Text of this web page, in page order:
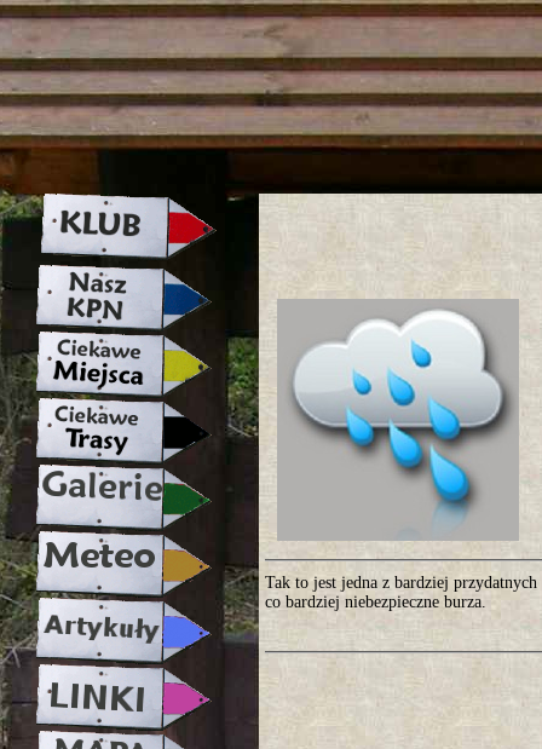
strona w naprawie zapraszamy
Tak to jest jedna z bardziej
co bardziej niebezpieczne burza.